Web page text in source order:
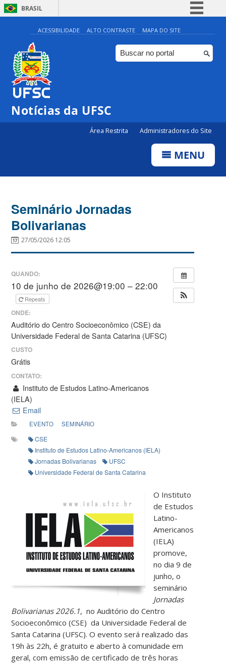
BRASIL
Simplifique!
Comunica BR
Participe
ACESSIBILIDADE ALTO CONTRASTE MAPA DO SITE
Notícias da UFSC
Área Restrita Administradores do Site
MENU
Seminário Jornadas
Bolivarianas
27/05/2026 12:05
QUANDO:
10 de junho de 2026@19:00 – 22:00
Repeats
ONDE:
Auditório do Centro Socioeconômico (CSE) da
Universidade Federal de Santa Catarina (UFSC)
CUSTO
Grátis
CONTATO:
Instituto de Estudos Latino-Americanos
(IELA)
Email
EVENTO SEMINÁRIO
CSE
Instituto de Estudos Latino-Americanos (IELA)
Jornadas Bolivarianas
UFSC
Universidade Federal de Santa Catarina
O Instituto
de Estudos
Latino-
Americanos
(IELA)
promove,
no dia 9 de
junho, o
seminário
Jornadas
Bolivarianas 2026.1, no Auditório do Centro
Socioeconômico (CSE) da Universidade Federal de
Santa Catarina (UFSC). O evento será realizado das
19h às 22h, é gratuito e aberto à comunidade em
geral, com emissão de certificado de três horas